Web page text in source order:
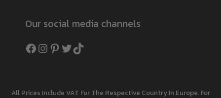
Our social media channels
Facebook
Instagram
Pinterest
Twitter
TikTok
All Prices Include VAT For The Respective Country In Europe. For